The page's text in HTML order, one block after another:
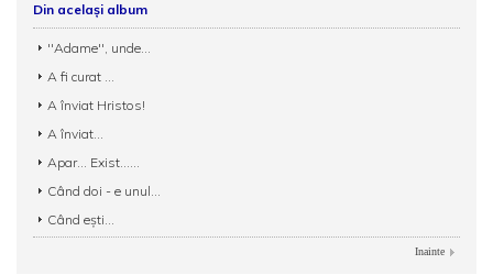
Din același album
''Adame'', unde...
A fi curat ...
A înviat Hristos!
A înviat...
Apar... Exist......
Când doi - e unul...
Când ești...
Inainte